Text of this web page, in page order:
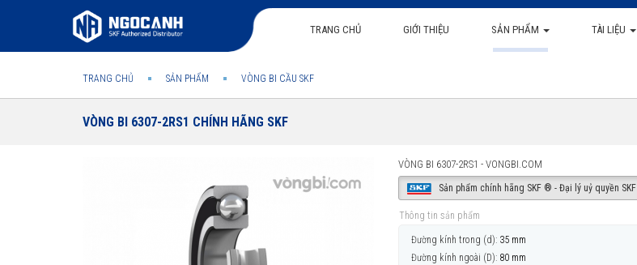
TRANG CHỦ GIỚI THIỆU SẢN PHẨM TÀI LIỆU
TRANG CHỦ SẢN PHẨM VÒNG BI CẦU SKF
VÒNG BI 6307-2RS1 CHÍNH HÃNG SKF
VÒNG BI 6307-2RS1 - VONGBI.COM
Sản phẩm chính hãng SKF ® - Đại lý uỷ quyền SKF
Thông tin sản phẩm
Đường kính trong (d): 35 mm
Đường kính ngoài (D): 80 mm